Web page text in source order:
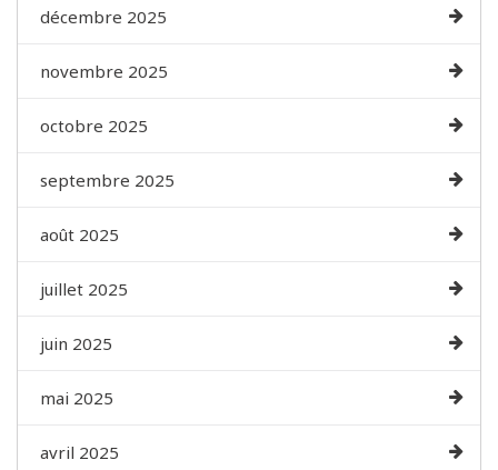
décembre 2025
novembre 2025
octobre 2025
septembre 2025
août 2025
juillet 2025
juin 2025
mai 2025
avril 2025